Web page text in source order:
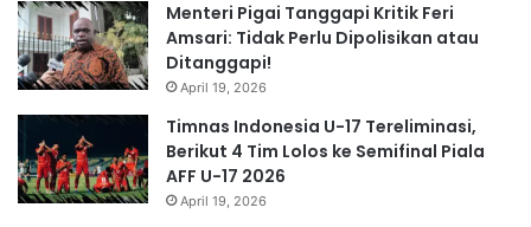
Menteri Pigai Tanggapi Kritik Feri
Amsari: Tidak Perlu Dipolisikan atau
Ditanggapi!
April 19, 2026
Timnas Indonesia U-17 Tereliminasi,
Berikut 4 Tim Lolos ke Semifinal Piala
AFF U-17 2026
April 19, 2026